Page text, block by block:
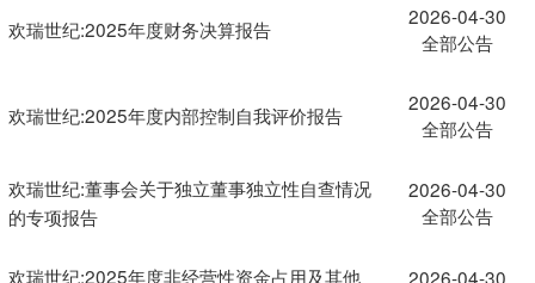
欢瑞世纪:2025年度财务决算报告
2026-04-30
全部公告
欢瑞世纪:2025年度内部控制自我评价报告
2026-04-30
全部公告
欢瑞世纪:董事会关于独立董事独立性自查情况
的专项报告
2026-04-30
全部公告
欢瑞世纪:2025年度非经营性资金占用及其他
2026-04-30